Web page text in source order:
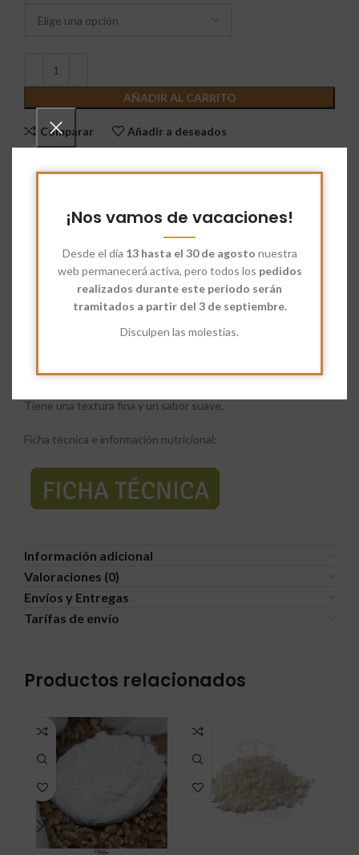
¡Nos vamos de vacaciones!
Desde el día 13 hasta el 30 de agosto nuestra
web permanecerá activa, pero todos los pedidos
realizados durante este periodo serán
tramitados a partir del 3 de septiembre.
Disculpen las molestias.
AÑADIR AL CARRITO
Comparar Añadir a deseados
SKU:2500000
Etiquetas:
Descripción
moler el grano de quinoa previamente lavado.
La Harina de Quinoa destaca por su alto valor nutritivo, al ser
Tiene una textura fina y un sabor suave.
Ficha técnica e información nutricional:
Información adicional
Valoraciones (0)
Envíos y Entregas
Tarífas de envío
Productos relacionados